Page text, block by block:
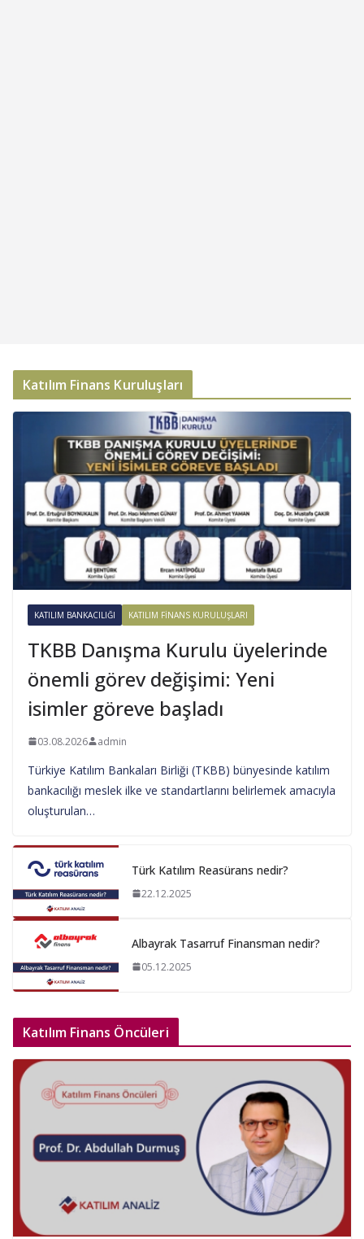
Katılım Finans Kuruluşları
KATILIM BANKACILIĞI KATILIM FINANS KURULUŞLARI
TKBB Danışma Kurulu üyelerinde
önemli görev değişimi: Yeni
isimler göreve başladı
03.08.2026 admin
Türkiye Katılım Bankaları Birliği (TKBB) bünyesinde katılım
bankacılığı meslek ilke ve standartlarını belirlemek amacıyla
oluşturulan…
Türk Katılım Reasürans nedir?
22.12.2025
Albayrak Tasarruf Finansman nedir?
05.12.2025
Katılım Finans Öncüleri